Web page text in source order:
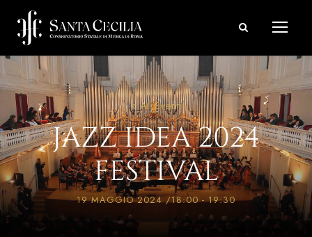
« All Eventi
JAZZ IDEA 2024
FESTIVAL
19 MAGGIO 2024 /18:00-19:30